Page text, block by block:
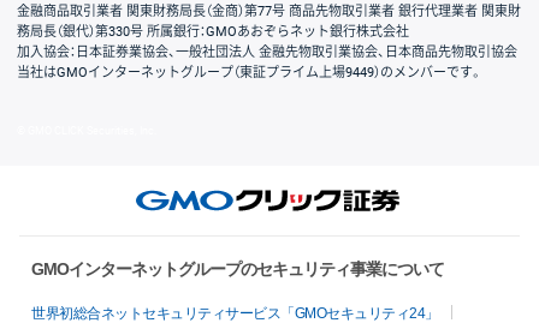
金融商品取引業者 関東財務局長（金商）第77号 商品先物取引業者 銀行代理業者 関東財
務局長（銀代）第330号 所属銀行：GMOあおぞらネット銀行株式会社
加入協会：日本証券業協会、一般社団法人 金融先物取引業協会、日本商品先物取引協会
当社はGMOインターネットグループ（東証プライム上場9449）のメンバーです。
GMOインターネットグループのセキュリティ事業について
世界初総合ネットセキュリティサービス「GMOセキュリティ24」